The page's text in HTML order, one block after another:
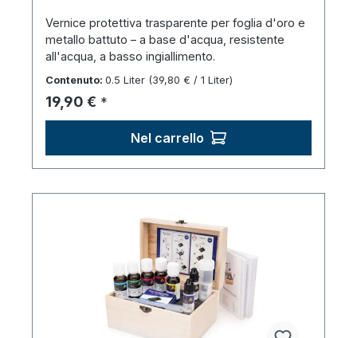
Vernice protettiva trasparente per foglia d'oro e
metallo battuto – a base d'acqua, resistente
all'acqua, a basso ingiallimento.
Contenuto: 0.5 Liter (39,80 € / 1 Liter)
Prezzo normale:
19,90 € *
Nel carrello